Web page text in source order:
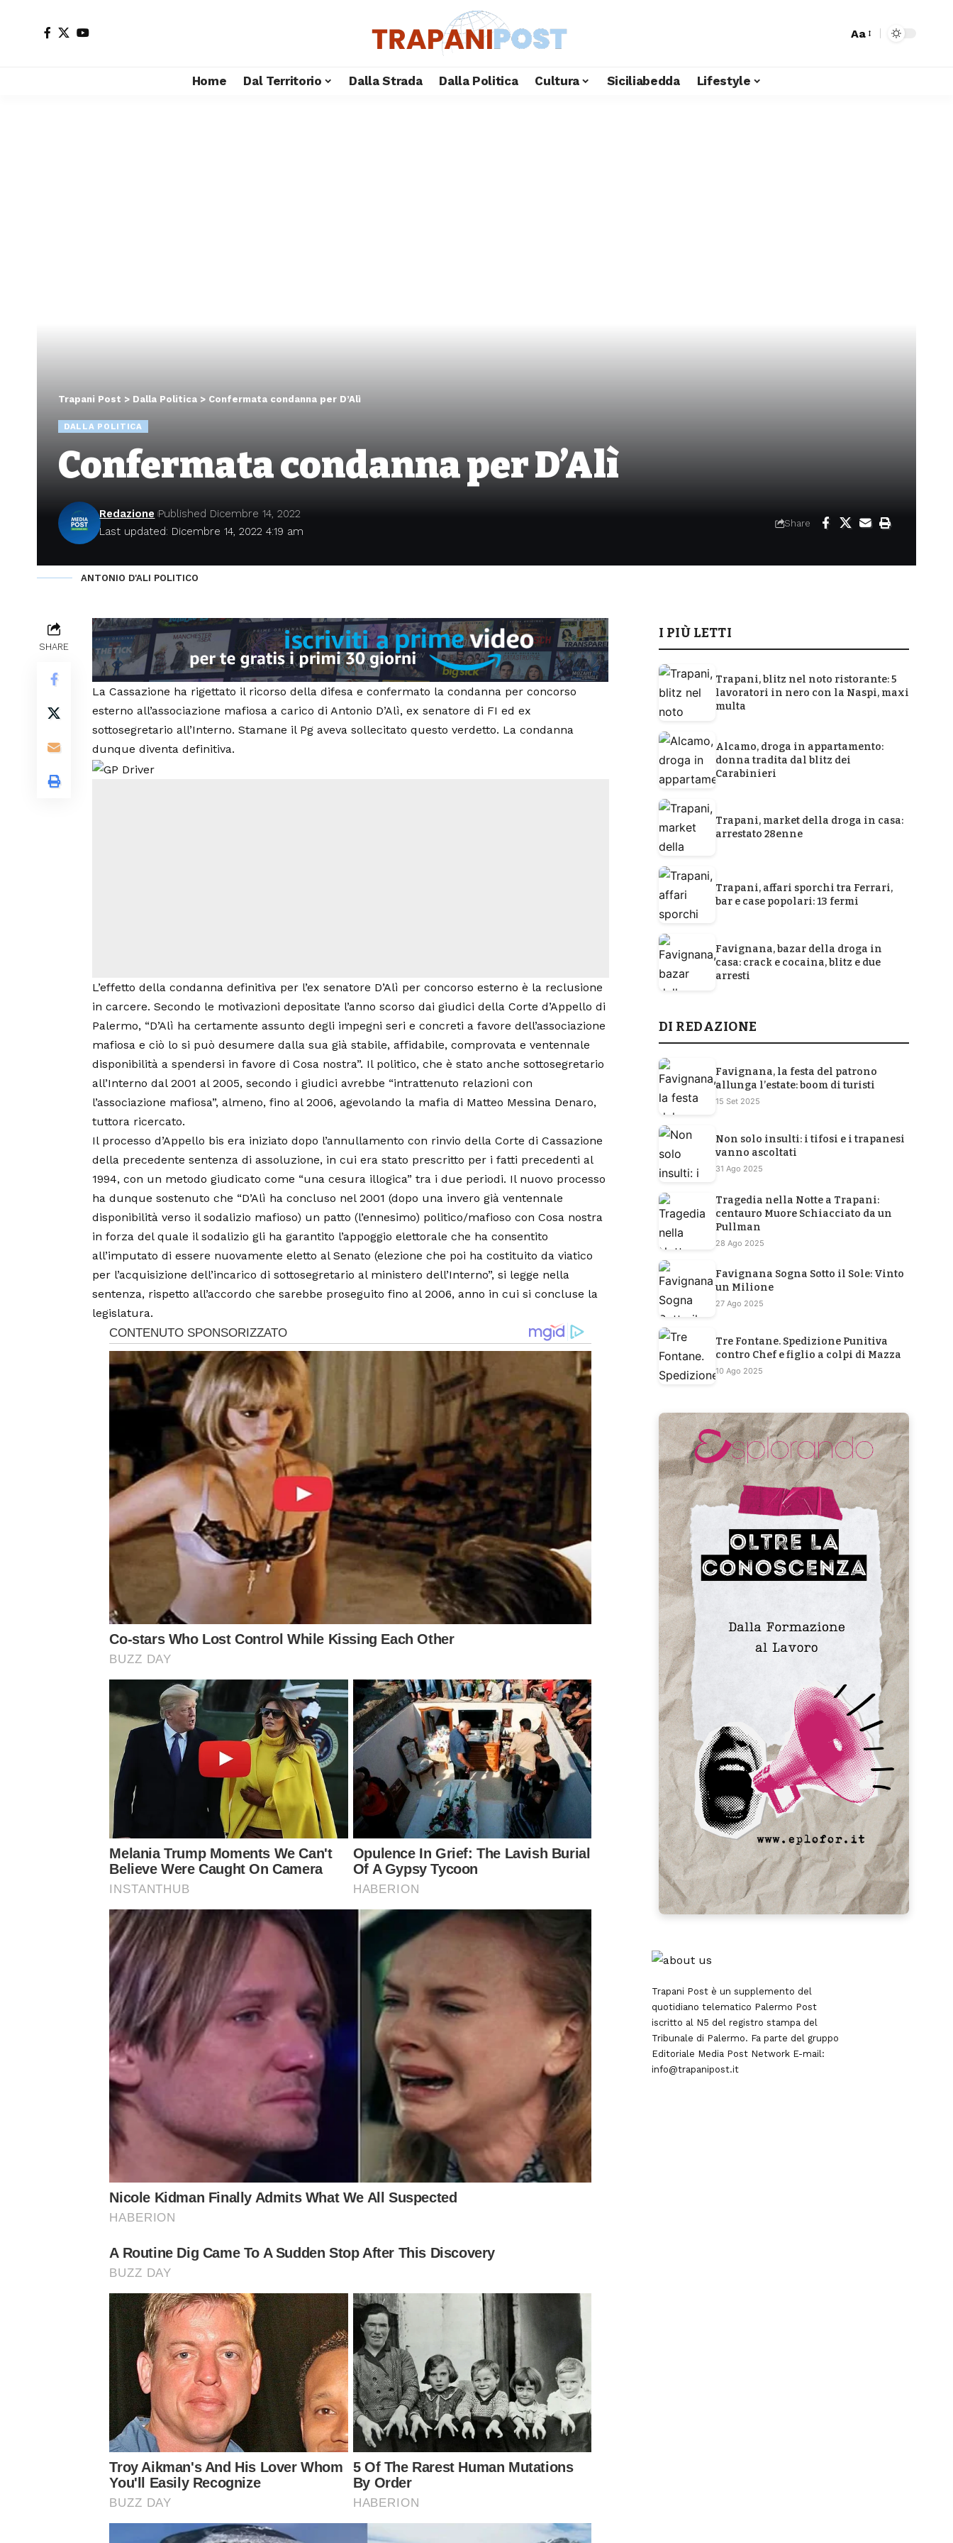
Aa
Home Dal Territorio Dalla Strada Dalla Politica Cultura Siciliabedda Lifestyle
Trapani Post > Dalla Politica > Confermata condanna per D’Alì
DALLA POLITICA
Confermata condanna per D’Alì
Last updated: Dicembre 14, 2022 4:19 am
Redazione Published Dicembre 14, 2022
Share
ANTONIO D'ALI POLITICO
SHARE
La Cassazione ha rigettato il ricorso della difesa e confermato la condanna per concorso
esterno all’associazione mafiosa a carico di Antonio D’Alì, ex senatore di FI ed ex
sottosegretario all’Interno. Stamane il Pg aveva sollecitato questo verdetto. La condanna
dunque diventa definitiva.
L’effetto della condanna definitiva per l’ex senatore D’Alì per concorso esterno è la reclusione
in carcere. Secondo le motivazioni depositate l’anno scorso dai giudici della Corte d’Appello di
Palermo, “D’Alì ha certamente assunto degli impegni seri e concreti a favore dell’associazione
mafiosa e ciò lo si può desumere dalla sua già stabile, affidabile, comprovata e ventennale
disponibilità a spendersi in favore di Cosa nostra”. Il politico, che è stato anche sottosegretario
all’Interno dal 2001 al 2005, secondo i giudici avrebbe “intrattenuto relazioni con
l’associazione mafiosa”, almeno, fino al 2006, agevolando la mafia di Matteo Messina Denaro,
tuttora ricercato.
Il processo d’Appello bis era iniziato dopo l’annullamento con rinvio della Corte di Cassazione
della precedente sentenza di assoluzione, in cui era stato prescritto per i fatti precedenti al
1994, con un metodo giudicato come “una cesura illogica” tra i due periodi. Il nuovo processo
ha dunque sostenuto che “D’Alì ha concluso nel 2001 (dopo una invero già ventennale
disponibilità verso il sodalizio mafioso) un patto (l’ennesimo) politico/mafioso con Cosa nostra
in forza del quale il sodalizio gli ha garantito l’appoggio elettorale che ha consentito
all’imputato di essere nuovamente eletto al Senato (elezione che poi ha costituito da viatico
per l’acquisizione dell’incarico di sottosegretario al ministero dell’Interno”, si legge nella
sentenza, rispetto all’accordo che sarebbe proseguito fino al 2006, anno in cui si concluse la
legislatura.
I PIÙ LETTI
Trapani, blitz nel noto ristorante: 5
lavoratori in nero con la Naspi, maxi
multa
Alcamo, droga in appartamento:
donna tradita dal blitz dei
Carabinieri
Trapani, market della droga in casa:
arrestato 28enne
Trapani, affari sporchi tra Ferrari,
bar e case popolari: 13 fermi
Favignana, bazar della droga in
casa: crack e cocaina, blitz e due
arresti
DI REDAZIONE
Favignana, la festa del patrono
allunga l’estate: boom di turisti
15 Set 2025
Non solo insulti: i tifosi e i trapanesi
vanno ascoltati
31 Ago 2025
Tragedia nella Notte a Trapani:
centauro Muore Schiacciato da un
Pullman
28 Ago 2025
Favignana Sogna Sotto il Sole: Vinto
un Milione
27 Ago 2025
Tre Fontane. Spedizione Punitiva
contro Chef e figlio a colpi di Mazza
10 Ago 2025
Trapani Post è un supplemento del
quotidiano telematico Palermo Post
iscritto al N5 del registro stampa del
Tribunale di Palermo. Fa parte del gruppo
Editoriale Media Post NetworkE-mail:
info@trapanipost.it